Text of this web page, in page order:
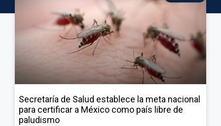
Secretaría de Salud establece la meta nacional
para certificar a México como país libre de
paludismo